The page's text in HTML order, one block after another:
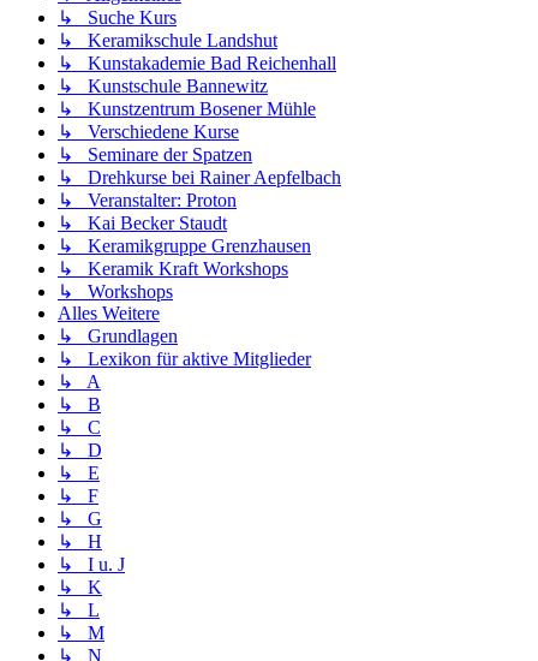
↳ Suche Kurs
↳ Keramikschule Landshut
↳ Kunstakademie Bad Reichenhall
↳ Kunstschule Bannewitz
↳ Kunstzentrum Bosener Mühle
↳ Verschiedene Kurse
↳ Seminare der Spatzen
↳ Drehkurse bei Rainer Aepfelbach
↳ Veranstalter: Proton
↳ Kai Becker Staudt
↳ Keramikgruppe Grenzhausen
↳ Keramik Kraft Workshops
↳ Workshops
Alles Weitere
↳ Grundlagen
↳ Lexikon für aktive Mitglieder
↳ A
↳ B
↳ C
↳ D
↳ E
↳ F
↳ G
↳ H
↳ I u. J
↳ K
↳ L
↳ M
↳ N